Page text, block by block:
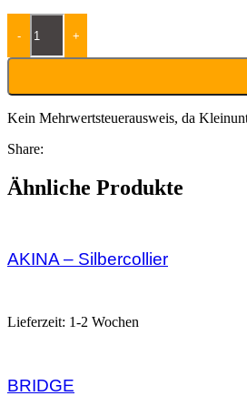
-
YOKO - Perlencollier Menge
+
Kein Mehrwertsteuerausweis, da
Share:
Ähnliche Produkte
AKINA – Silbercollier
Lieferzeit: 1-2 Wochen
BRIDGE